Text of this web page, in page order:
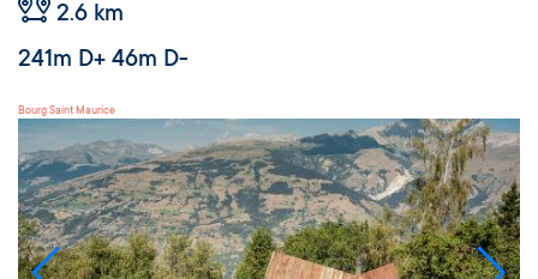
2.6 km
241m D+ 46m D-
Bourg Saint Maurice